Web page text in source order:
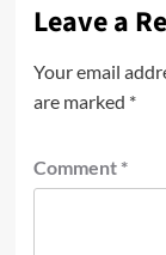
Leave a
Your email
are marked *
Comment *